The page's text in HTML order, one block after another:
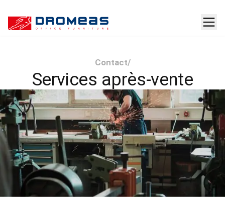
Contact/
Services après-vente